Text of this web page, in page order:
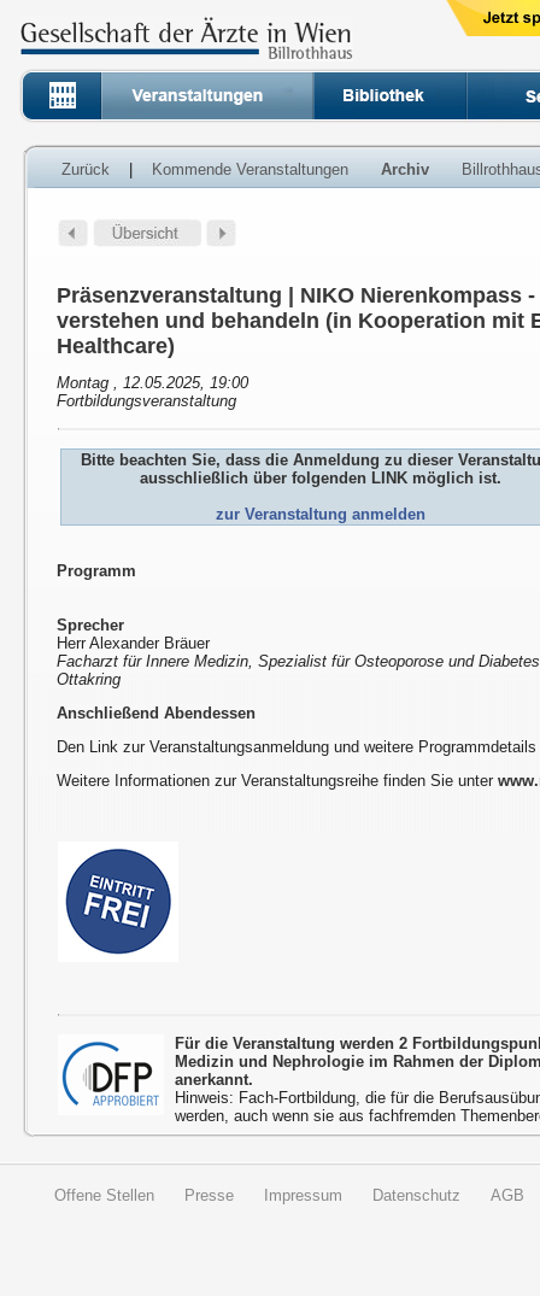
Zurück Kommende Veranstaltungen Archiv
Präsenzveranstaltung | NIKO Nierenkompass
verstehen und behandeln (in Kooperation mit
Healthcare)
Montag , 12.05.2025, 19:00
Fortbildungsveranstaltung
Bitte beachten Sie, dass die Anmeldung zu dieser
ausschließlich über folgenden LINK möglich ist.
zur Veranstaltung anmelden
Programm
Sprecher
Herr Alexander Bräuer
Facharzt für Innere Medizin, Spezialist für Osteoporose und
Ottakring
Anschließend Abendessen
Den Link zur Veranstaltungsanmeldung und weitere
Weitere Informationen zur Veranstaltungsreihe finden Sie unter
Für die Veranstaltung werden 2
Medizin und Nephrologie im Rahmen der
anerkannt.
Hinweis: Fach-Fortbildung, die für die
werden, auch wenn sie aus fachfremden
Offene Stellen Presse Impressum Datenschutz AGB